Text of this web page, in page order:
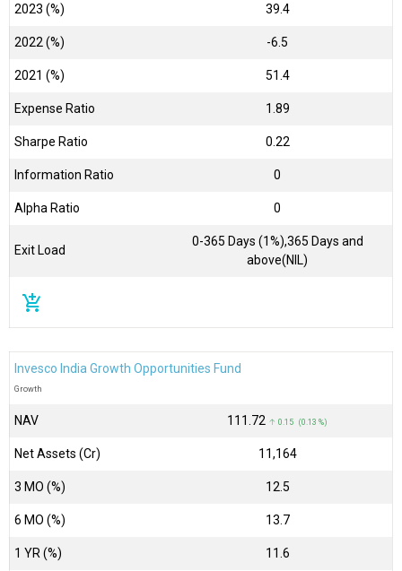
2023 (%) 39.4
2022 (%) -6.5
2021 (%) 51.4
Expense Ratio 1.89
Sharpe Ratio 0.22
Information Ratio 0
Alpha Ratio 0
Exit Load
0-365 Days (1%),365 Days and
above(NIL)
add_shopping_cart
Invesco India Growth Opportunities Fund
Growth
NAV ₹111.72 ↑ 0.15 (0.13 %)
Net Assets (Cr) ₹11,164
3 MO (%) 12.5
6 MO (%) 13.7
1 YR (%) 11.6